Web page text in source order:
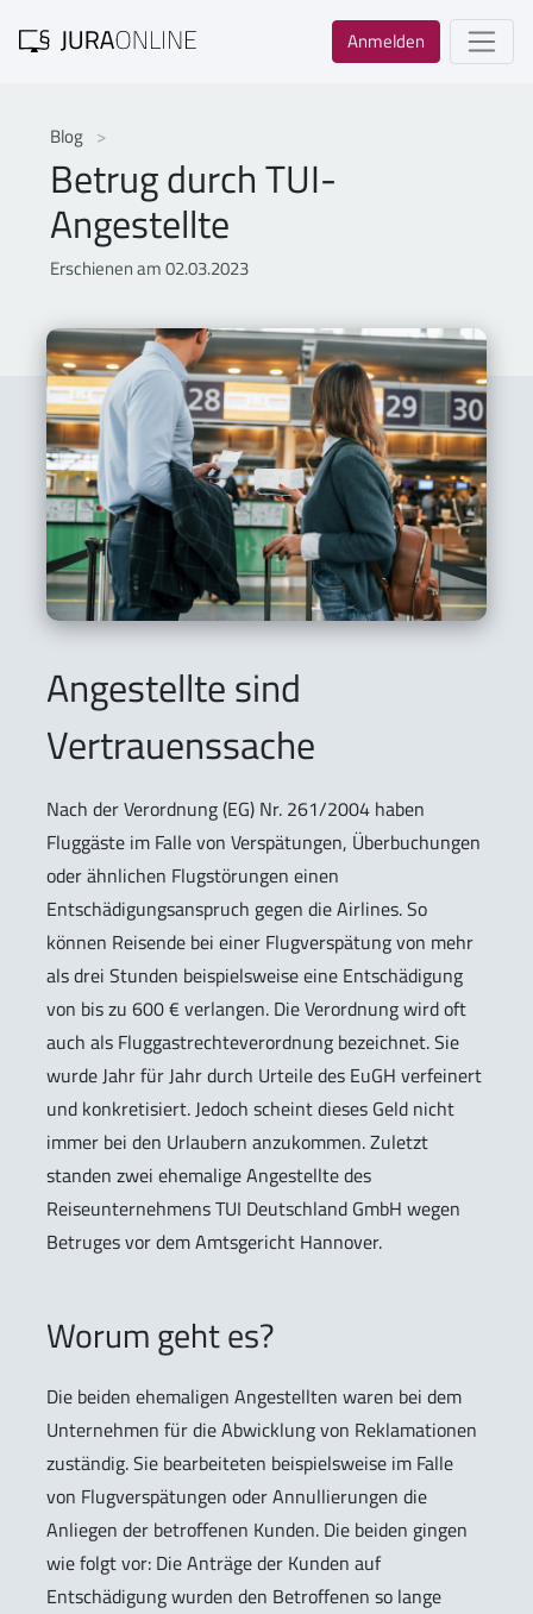
Anmelden
Blog
Betrug durch TUI-
Angestellte
Erschienen am 02.03.2023
Angestellte sind
Vertrauenssache
Nach der Verordnung (EG) Nr. 261/2004 haben
Fluggäste im Falle von Verspätungen, Überbuchungen
oder ähnlichen Flugstörungen einen
Entschädigungsanspruch gegen die Airlines. So
können Reisende bei einer Flugverspätung von mehr
als drei Stunden beispielsweise eine Entschädigung
von bis zu 600 € verlangen. Die Verordnung wird oft
auch als Fluggastrechteverordnung bezeichnet. Sie
wurde Jahr für Jahr durch Urteile des EuGH verfeinert
und konkretisiert. Jedoch scheint dieses Geld nicht
immer bei den Urlaubern anzukommen. Zuletzt
standen zwei ehemalige Angestellte des
Reiseunternehmens TUI Deutschland GmbH wegen
Betruges vor dem Amtsgericht Hannover.
Worum geht es?
Die beiden ehemaligen Angestellten waren bei dem
Unternehmen für die Abwicklung von Reklamationen
zuständig. Sie bearbeiteten beispielsweise im Falle
von Flugverspätungen oder Annullierungen die
Anliegen der betroffenen Kunden. Die beiden gingen
wie folgt vor: Die Anträge der Kunden auf
Entschädigung wurden den Betroffenen so lange